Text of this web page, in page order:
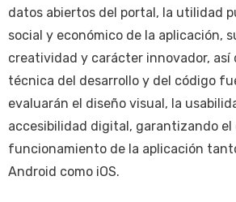
datos abiertos del portal, la utilidad
social y económico de la aplicación,
creatividad y carácter innovador, así
técnica del desarrollo y del código
evaluarán el diseño visual, la
accesibilidad digital, garantizando
funcionamiento de la aplicación
Android como iOS.